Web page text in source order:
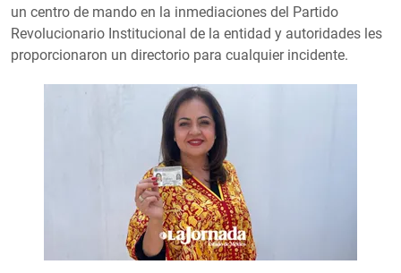
un centro de mando en la inmediaciones del Partido
Revolucionario Institucional de la entidad y autoridades les
proporcionaron un directorio para cualquier incidente.